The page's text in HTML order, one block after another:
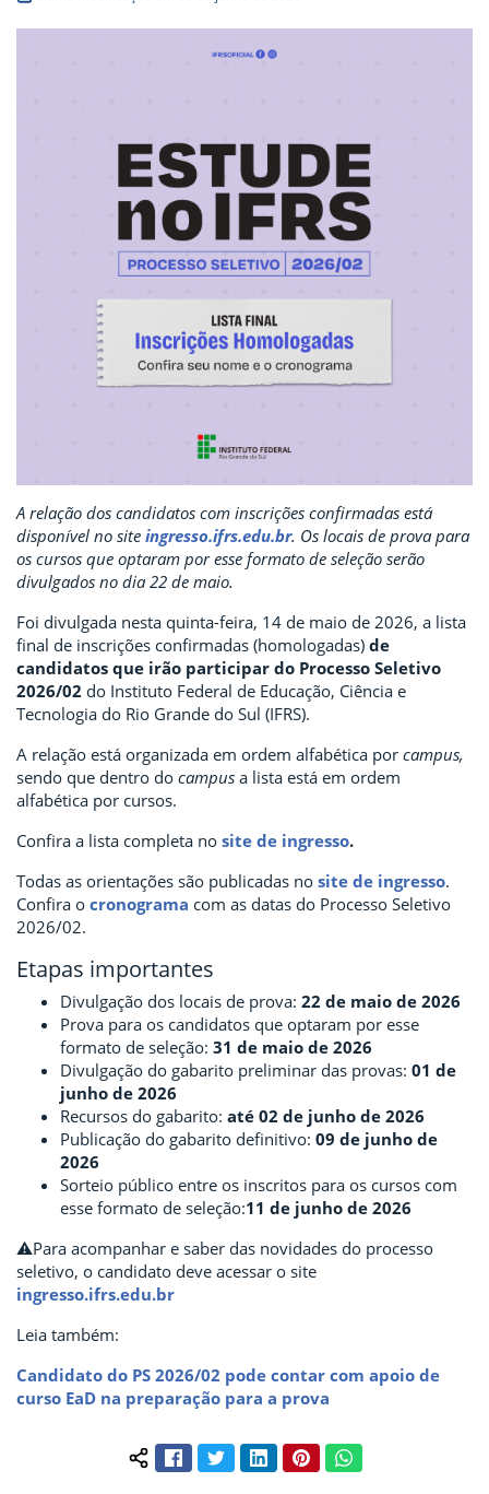
A relação dos candidatos com inscrições confirmadas está
disponível no site ingresso.ifrs.edu.br. Os locais de prova para
os cursos que optaram por esse formato de seleção serão
divulgados no dia 22 de maio.
Foi divulgada nesta quinta-feira, 14 de maio de 2026, a lista
final de inscrições confirmadas (homologadas) de
candidatos que irão participar do Processo Seletivo
2026/02 do Instituto Federal de Educação, Ciência e
Tecnologia do Rio Grande do Sul (IFRS).
A relação está organizada em ordem alfabética por campus,
sendo que dentro do campus a lista está em ordem
alfabética por cursos.
Confira a lista completa no site de ingresso.
Todas as orientações são publicadas no site de ingresso.
Confira o cronograma com as datas do Processo Seletivo
2026/02.
Etapas importantes
Divulgação dos locais de prova: 22 de maio de 2026
Prova para os candidatos que optaram por esse
formato de seleção: 31 de maio de 2026
Divulgação do gabarito preliminar das provas: 01 de
junho de 2026
Recursos do gabarito: até 02 de junho de 2026
Publicação do gabarito definitivo: 09 de junho de
2026
Sorteio público entre os inscritos para os cursos com
esse formato de seleção:11 de junho de 2026
⚠️Para acompanhar e saber das novidades do processo
seletivo, o candidato deve acessar o site
ingresso.ifrs.edu.br
Leia também:
Candidato do PS 2026/02 pode contar com apoio de
curso EaD na preparação para a prova
Compartilhar conteúdo:
FacebookTwitterLinkedInPinterestWhatsApp